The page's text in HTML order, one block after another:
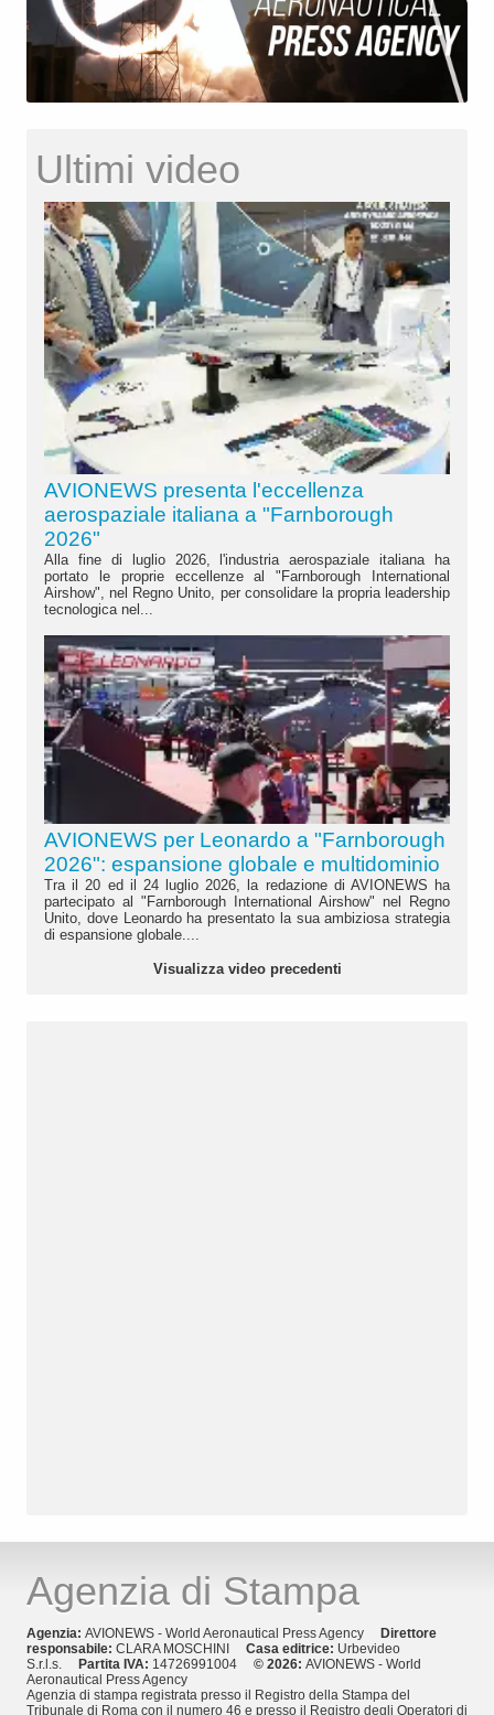
Ultimi video
AVIONEWS presenta l'eccellenza
aerospaziale italiana a "Farnborough
2026"
Alla fine di luglio 2026, l'industria aerospaziale italiana ha
portato le proprie eccellenze al "Farnborough International
Airshow", nel Regno Unito, per consolidare la propria leadership
tecnologica nel...
AVIONEWS per Leonardo a "Farnborough
2026": espansione globale e multidominio
Tra il 20 ed il 24 luglio 2026, la redazione di AVIONEWS ha
partecipato al "Farnborough International Airshow" nel Regno
Unito, dove Leonardo ha presentato la sua ambiziosa strategia
di espansione globale....
Visualizza video precedenti
Agenzia di Stampa
Agenzia: AVIONEWS - World Aeronautical Press Agency
Direttore
responsabile: CLARA MOSCHINI Casa editrice: Urbevideo
S.r.l.s.
Partita IVA: 14726991004 © 2026: AVIONEWS - World
Aeronautical Press Agency
Agenzia di stampa registrata presso il Registro della Stampa del
Tribunale di Roma con il numero 46 e presso il Registro degli Operatori di